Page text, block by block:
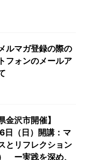
ルマガ登録の際の
フォンのメールア
金沢市開催】
日（日）開講：マ
とリフレクション
ー実践を深め、